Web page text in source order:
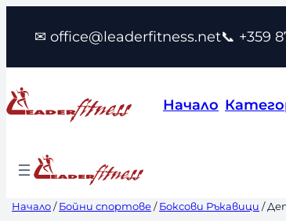
съдържанието
✉ office@leaderfitness.net📞 +359
Начало
Начало/Бойни спортове/Боксови Ръкавици /